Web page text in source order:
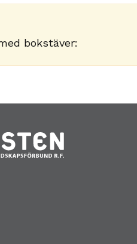
bokstäver: